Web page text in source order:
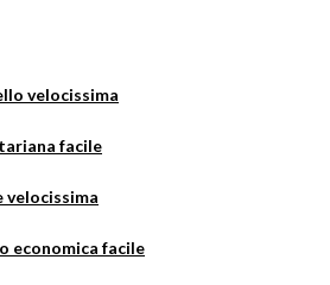
velocissima
facile
economica facile